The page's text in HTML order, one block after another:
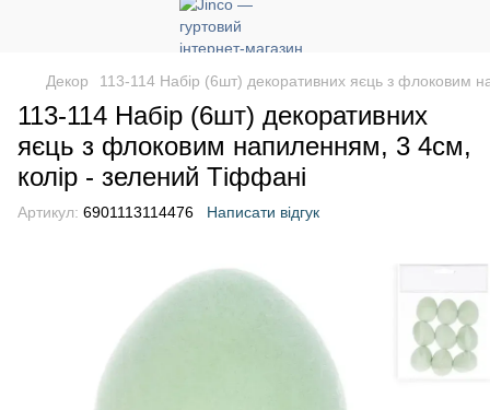
Декор 113-114 Набір (6шт) декоративних яєць з флоковим
113-114 Набір (6шт) декоративних
яєць з флоковим напиленням, 3 4см,
колір - зелений Тіффані
Артикул: 6901113114476 Написати відгук